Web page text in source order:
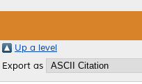
Up a level
Export as